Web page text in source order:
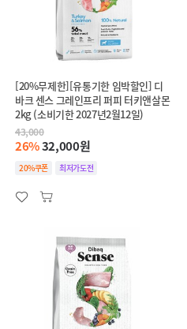
[20%무제한][유통기한 임박할인] 디
바크 센스 그레인프리 퍼피 터키앤살몬
2kg (소비기한 2027년2월12일)
43,000
26%32,000원
20%쿠폰 최저가도전